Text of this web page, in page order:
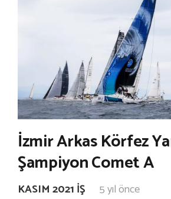
İzmir Arkas Körfez
Şampiyon Comet A
KASIM 2021 İŞ 5 yıl önce